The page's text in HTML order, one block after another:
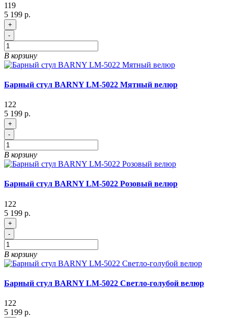
119
5 199 р.
+
-
В корзину
Барный стул BARNY LM-5022 Мятный велюр
122
5 199 р.
+
-
В корзину
Барный стул BARNY LM-5022 Розовый велюр
122
5 199 р.
+
-
В корзину
Барный стул BARNY LM-5022 Светло-голубой велюр
122
5 199 р.